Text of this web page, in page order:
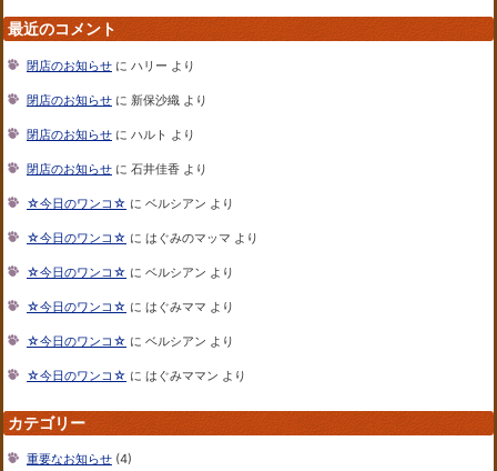
最近のコメント
閉店のお知らせ に ハリー より
閉店のお知らせ に 新保沙織 より
閉店のお知らせ に ハルト より
閉店のお知らせ に 石井佳香 より
☆今日のワンコ☆ に ベルシアン より
☆今日のワンコ☆ に はぐみのマッマ より
☆今日のワンコ☆ に ベルシアン より
☆今日のワンコ☆ に はぐみママ より
☆今日のワンコ☆ に ベルシアン より
☆今日のワンコ☆ に はぐみママン より
カテゴリー
重要なお知らせ (4)